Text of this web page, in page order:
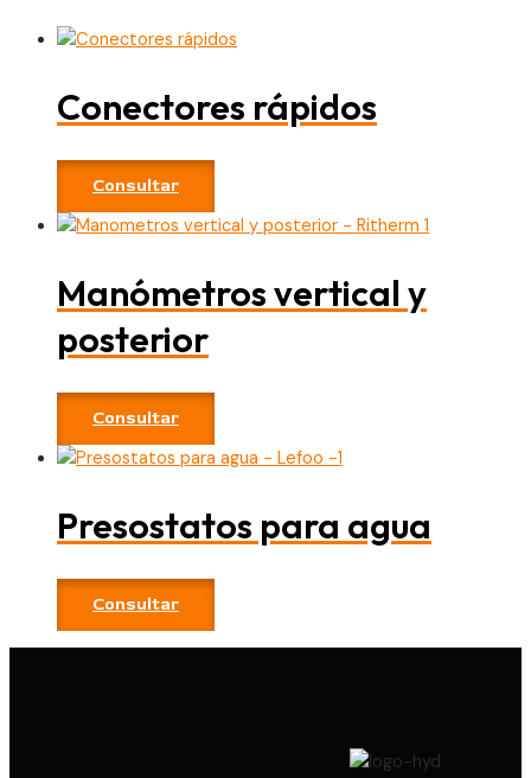
Conectores rápidos
Consultar
Manómetros vertical y
posterior
Consultar
Presostatos para agua
Consultar